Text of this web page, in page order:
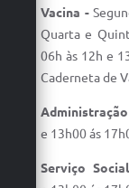
Vacina -
Quarta e
06h às 12h e
Caderneta de
e 13h00 ás
Serviço